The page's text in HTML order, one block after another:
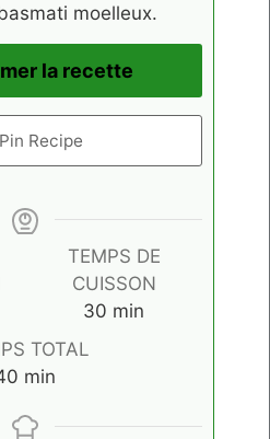
moelleux.
la recette
Pin Recipe
TEMPS DE
CUISSON
30 minutes
min
TOTAL
minutes
min